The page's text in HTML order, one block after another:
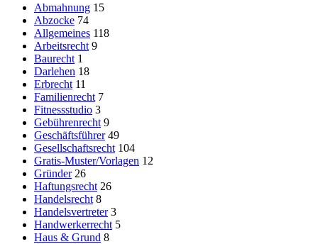
Abmahnung 15
Abzocke 74
Allgemeines 118
Arbeitsrecht 9
Baurecht 1
Darlehen 18
Erbrecht 11
Familienrecht 7
Fitnessstudio 3
Gebührenrecht 9
Geschäftsführer 49
Gesellschaftsrecht 104
Gratis-Muster/Vorlagen 12
Gründer 26
Haftungsrecht 26
Handelsrecht 8
Handelsvertreter 3
Handwerkerrecht 5
Haus & Grund 8